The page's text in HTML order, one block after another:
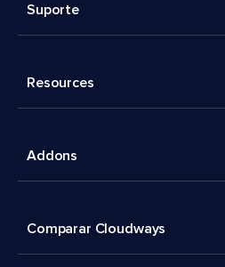
Suporte
Resources
Addons
Comparar Cloudways